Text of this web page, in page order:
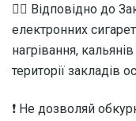
☝🏻 Відповідно до
електронних
нагрівання,
території закладів
❗️ Не дозволяй